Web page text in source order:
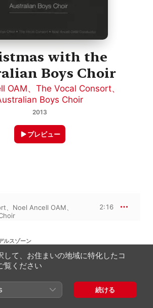
with the
Boys Choir
OAM、 The Vocal Consort、
Boys Choir
2013
プレビュー
、 Noel Ancell OAM、
2:16
ルスゾーン
angels sing
、Noel Ancell
して、お住まいの地域に特化したコ
覧ください
続ける